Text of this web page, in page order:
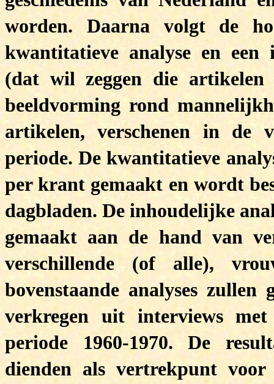
worden. Daarna volgt de
kwantitatieve analyse en een
(dat wil zeggen die
beeldvorming rond
artikelen, verschenen in de
periode. De kwantitatieve
per krant gemaakt en wordt
dagbladen. De inhoudelijke
gemaakt aan de hand van
verschillende (of alle),
bovenstaande analyses
verkregen uit interviews
periode 1960-1970. De
dienden als vertrekpunt